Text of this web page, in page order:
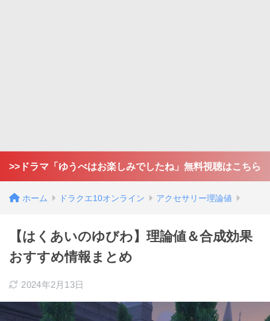
>>ドラマ「ゆうべはお楽しみでしたね」無料視聴はこちら
ホーム ドラクエ10オンライン アクセサリー理論値
【はくあいのゆびわ】理論値＆合成効果
おすすめ情報まとめ
2024年2月13日